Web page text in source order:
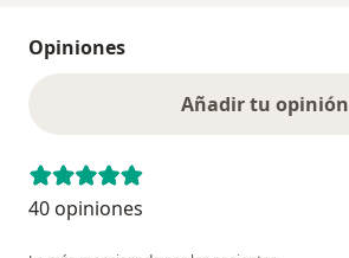
Opiniones
Añadir tu opinión
40 opiniones